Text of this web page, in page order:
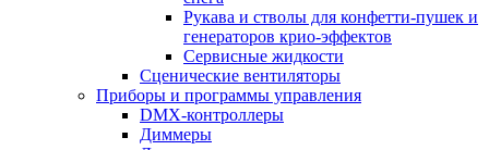
Рукава и стволы для конфетти-пушек и
генераторов крио-эффектов
Сервисные жидкости
Сценические вентиляторы
Приборы и программы управления
DMX-контроллеры
Диммеры